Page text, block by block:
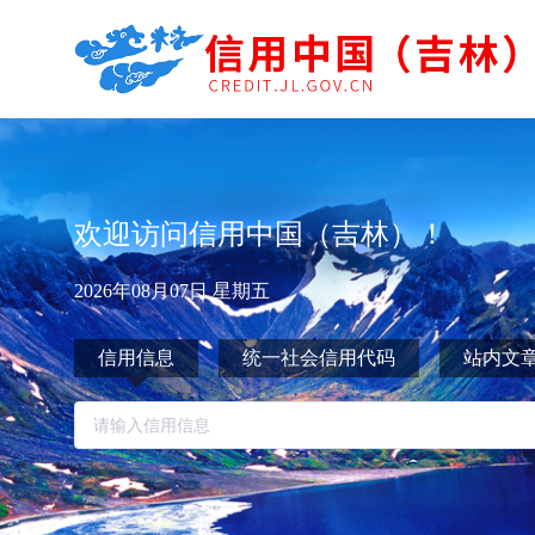
欢迎访问信用中国（吉林）！
2026年08月07日 星期五
信用信息 统一社会信用代码 站内文